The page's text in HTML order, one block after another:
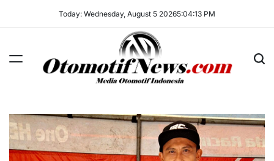
Today: Wednesday, August 5 20265:04:13 PM